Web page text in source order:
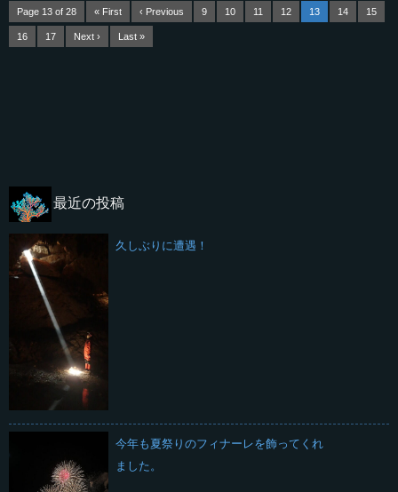
Page 13 of 28 « First ‹ Previous 9 10 11 12 13 14 15
16 17 Next › Last »
最近の投稿
久しぶりに遭遇！
今年も夏祭りのフィナーレを飾ってくれ
ました。